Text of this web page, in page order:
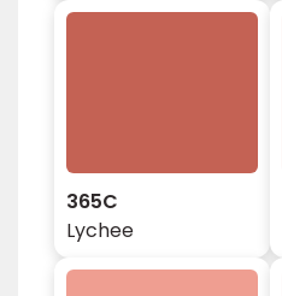
365C
Lychee